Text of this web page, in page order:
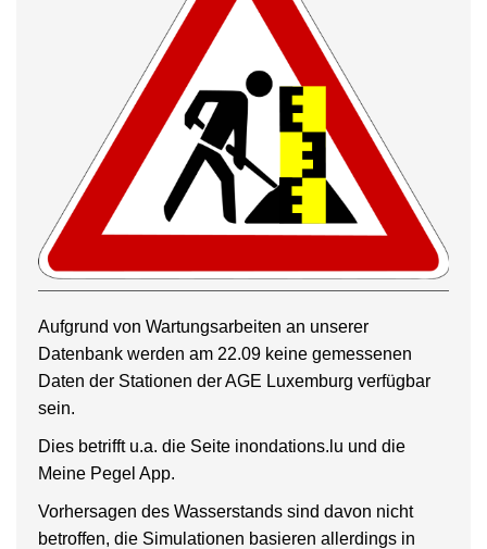
Aufgrund von Wartungsarbeiten an unserer
Datenbank werden am 22.09 keine gemessenen
Daten der Stationen der AGE Luxemburg verfügbar
sein.
Dies betrifft u.a. die Seite inondations.lu und die
Meine Pegel App.
Vorhersagen des Wasserstands sind davon nicht
betroffen, die Simulationen basieren allerdings in